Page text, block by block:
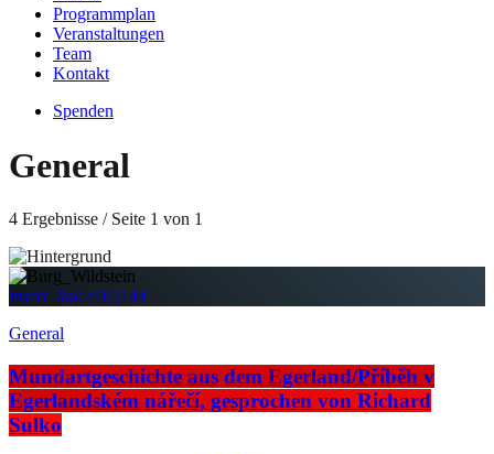
Programmplan
Veranstaltungen
Team
Kontakt
Spenden
General
4 Ergebnisse / Seite 1 von 1
insert_link 10 144
General
Mundartgeschichte aus dem Egerland/Příběh v
Egerlandském nářečí, gesprochen von Richard
Sulko